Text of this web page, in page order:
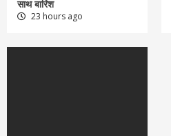
साथ बारिश
23 hours ago